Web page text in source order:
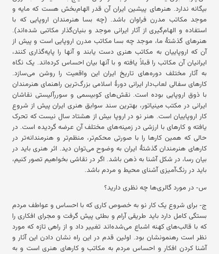
بیگانه ندارد. هنرهای پیشین ایران آن قدر الهام‌بخش هست که مایه و
موجد مکاتب مدرن فراوان باشد. (چه بسا هنرمندان اروپایی که با
استفاده و الهام‌گیری از آثار ایرانی موجد و بنیان‌گذار مکاتبی شده‌اند).
هنرهای گذشتهٔ ما، موجد چه بسا مکاتب مدرن اروپایی است و پیش از
آن که اروپاییان به مکاتب هنری دست یابند و آنها را پایه‌گذاری کنند،
ایرانیان آن مکاتب را قبلاً یافته و با آنها بیان احساس کرده‌اند. یک نگاه
به آثار مختلف دوره‌های تاریخ ایران این واقعیت را روشن می‌سازد.
کارهای سفالی لعاب‌دار ایرانی دورهٔ اسلامی بزرگ‌ترین راهنمای هنرمندان
با ذوق اروپایی بوده است. نقش‌های کوبیسمی و سوررآلیستی نقاشان
ایرانی در مکتب مینیاتور، بهترین سند سوابق هنری ایران پیش از شروع
کار اروپاییان است. هنر نو در اروپا بیش از هشتاد سال نیست که تحرک
یافته و کارهای با ارزشی در زمینه‌های مختلف آن عرضه گردیده است. در
حالی که همین کارها را با صورتی محکم‌تر، منظم‌تر و هنرمندانه‌تر در
کارهای هنرمندان گذشتهٔ ایران به وضوح می‌توان دید. اثر هنری باید در
بیان رسا، در شکل آشنا به ذهن باشد. اگر در نقاشی بخواهیم تصور کنیم،
باید در رنگ‌آمیزی آشنای محیط و مردم باشد.
س- در مورد گالری‌ها چه نظری دارید؟
ج- برای شروع یک کار نو به خصوص کاری که با احساس و عواطف مردم
بستگی کامل دارد باید طریقی آرام و بطئی پیش گرفت و مجرای افکاری را
که با قالب‌های کهنه اشباع می‌شده‌اند تغییر داد و از راهی تازه که مورد
نظر است رهنمونشان بود. اولین قدم در این راه نشان دادن این آثار و
آشنا کردن افکار و احساس مردم به مکاتب و کارهای هنری است و به